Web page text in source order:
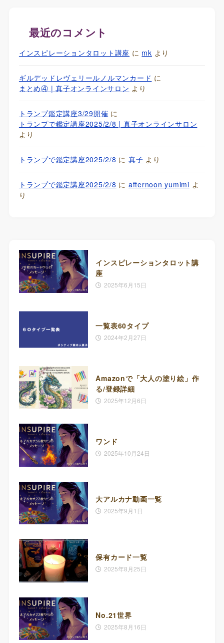
最近のコメント
インスピレーションタロット講座 に mk より
ギルデッドレヴェリールノルマンカード に
まとめ④ | 真子オンラインサロン より
トランプ鑑定講座3/29開催 に
トランプで鑑定講座2025/2/8 | 真子オンラインサロン
より
トランプで鑑定講座2025/2/8 に 真子 より
トランプで鑑定講座2025/2/8 に afternoon yumimi よ
り
インスピレーションタロット講
座
2025年6月15日
一覧表60タイプ
2024年2月27日
Amazonで「大人の塗り絵」作
る/登録詳細
2025年12月6日
ワンド
2025年10月24日
大アルカナ動画一覧
2025年9月1日
保有カード一覧
2025年8月25日
No.21世界
2025年8月16日